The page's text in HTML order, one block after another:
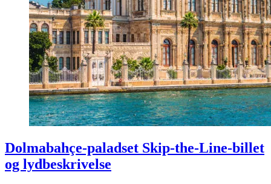
Dolmabahçe-paladset Skip-the-Line-billet
og lydbeskrivelse